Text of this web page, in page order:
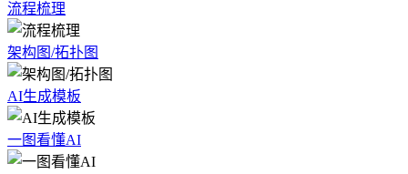
流程梳理
架构图/拓扑图
AI生成模板
一图看懂AI